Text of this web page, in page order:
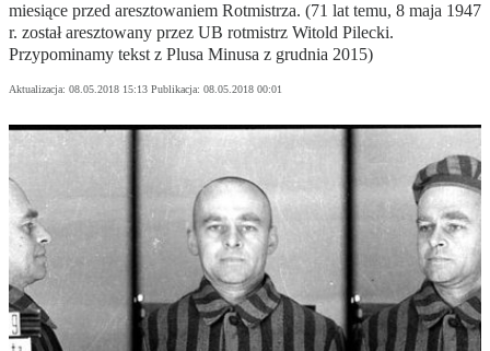
miesiące przed aresztowaniem Rotmistrza. (71 lat temu, 8 maja 1947
r. został aresztowany przez UB rotmistrz Witold Pilecki.
Przypominamy tekst z Plusa Minusa z grudnia 2015)
Aktualizacja: 08.05.2018 15:13 Publikacja: 08.05.2018 00:01